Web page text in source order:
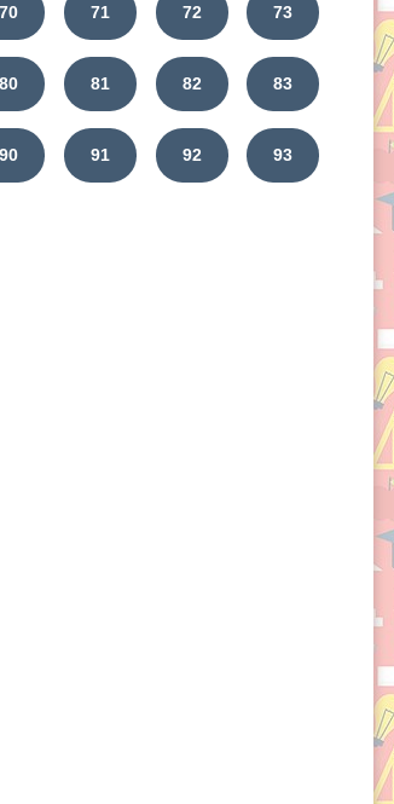
70 71 72 73
80 81 82 83
90 91 92 93